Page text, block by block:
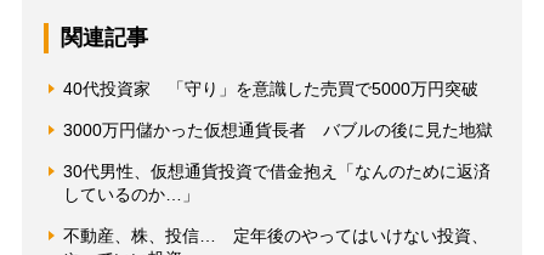
関連記事
40代投資家 「守り」を意識した売買で5000万円突破
3000万円儲かった仮想通貨長者 バブルの後に見た地獄
30代男性、仮想通貨投資で借金抱え「なんのために返済
しているのか…」
不動産、株、投信… 定年後のやってはいけない投資、